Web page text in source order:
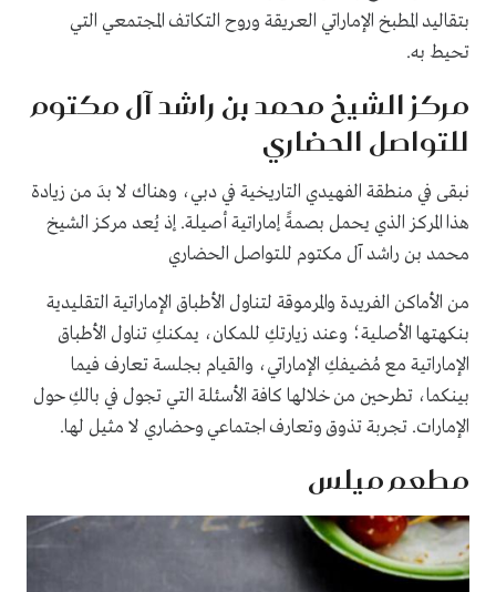
بتقاليد المطبخ الإماراتي العريقة وروح التكاتف المجتمعي التي
تحيط به.
مركز الشيخ محمد بن راشد آل مكتوم
للتواصل الحضاري
نبقى في منطقة الفهيدي التاريخية في دبي، وهناك لا بدَ من زيادة
هذا المركز الذي يحمل بصمةً إماراتية أصيلة. إذ يُعد مركز الشيخ
محمد بن راشد آل مكتوم للتواصل الحضاري
من الأماكن الفريدة والمرموقة لتناول الأطباق الإماراتية التقليدية
بنكهتها الأصلية؛ وعند زيارتكِ للمكان، يمكنكِ تناول الأطباق
الإماراتية مع مُضيفكِ الإماراتي، والقيام بجلسة تعارف فيما
بينكما، تطرحين من خلالها كافة الأسئلة التي تجول في بالكِ حول
الإمارات. تجربة تذوق وتعارف اجتماعي وحضاري لا مثيل لها.
مطعم ميلس